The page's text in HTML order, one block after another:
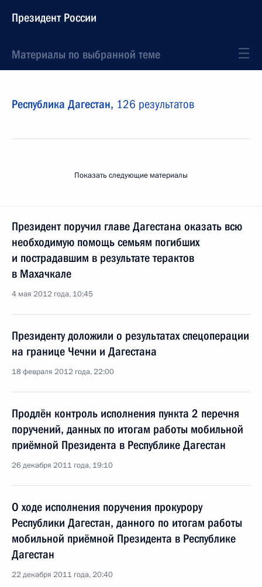
Президент России
Материалы по выбранной теме
Республика Дагестан, 126 результатов
Показать следующие материалы
Президент поручил главе Дагестана оказать всю
необходимую помощь семьям погибших
и пострадавшим в результате терактов
в Махачкале
4 мая 2012 года, 10:45
Президенту доложили о результатах спецоперации
на границе Чечни и Дагестана
18 февраля 2012 года, 22:00
Продлён контроль исполнения пункта 2 перечня
поручений, данных по итогам работы мобильной
приёмной Президента в Республике Дагестан
26 декабря 2011 года, 19:10
О ходе исполнения поручения прокурору
Республики Дагестан, данного по итогам работы
мобильной приёмной Президента в Республике
Дагестан
22 декабря 2011 года, 20:40